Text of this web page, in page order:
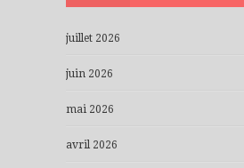
juillet 2026
juin 2026
mai 2026
avril 2026